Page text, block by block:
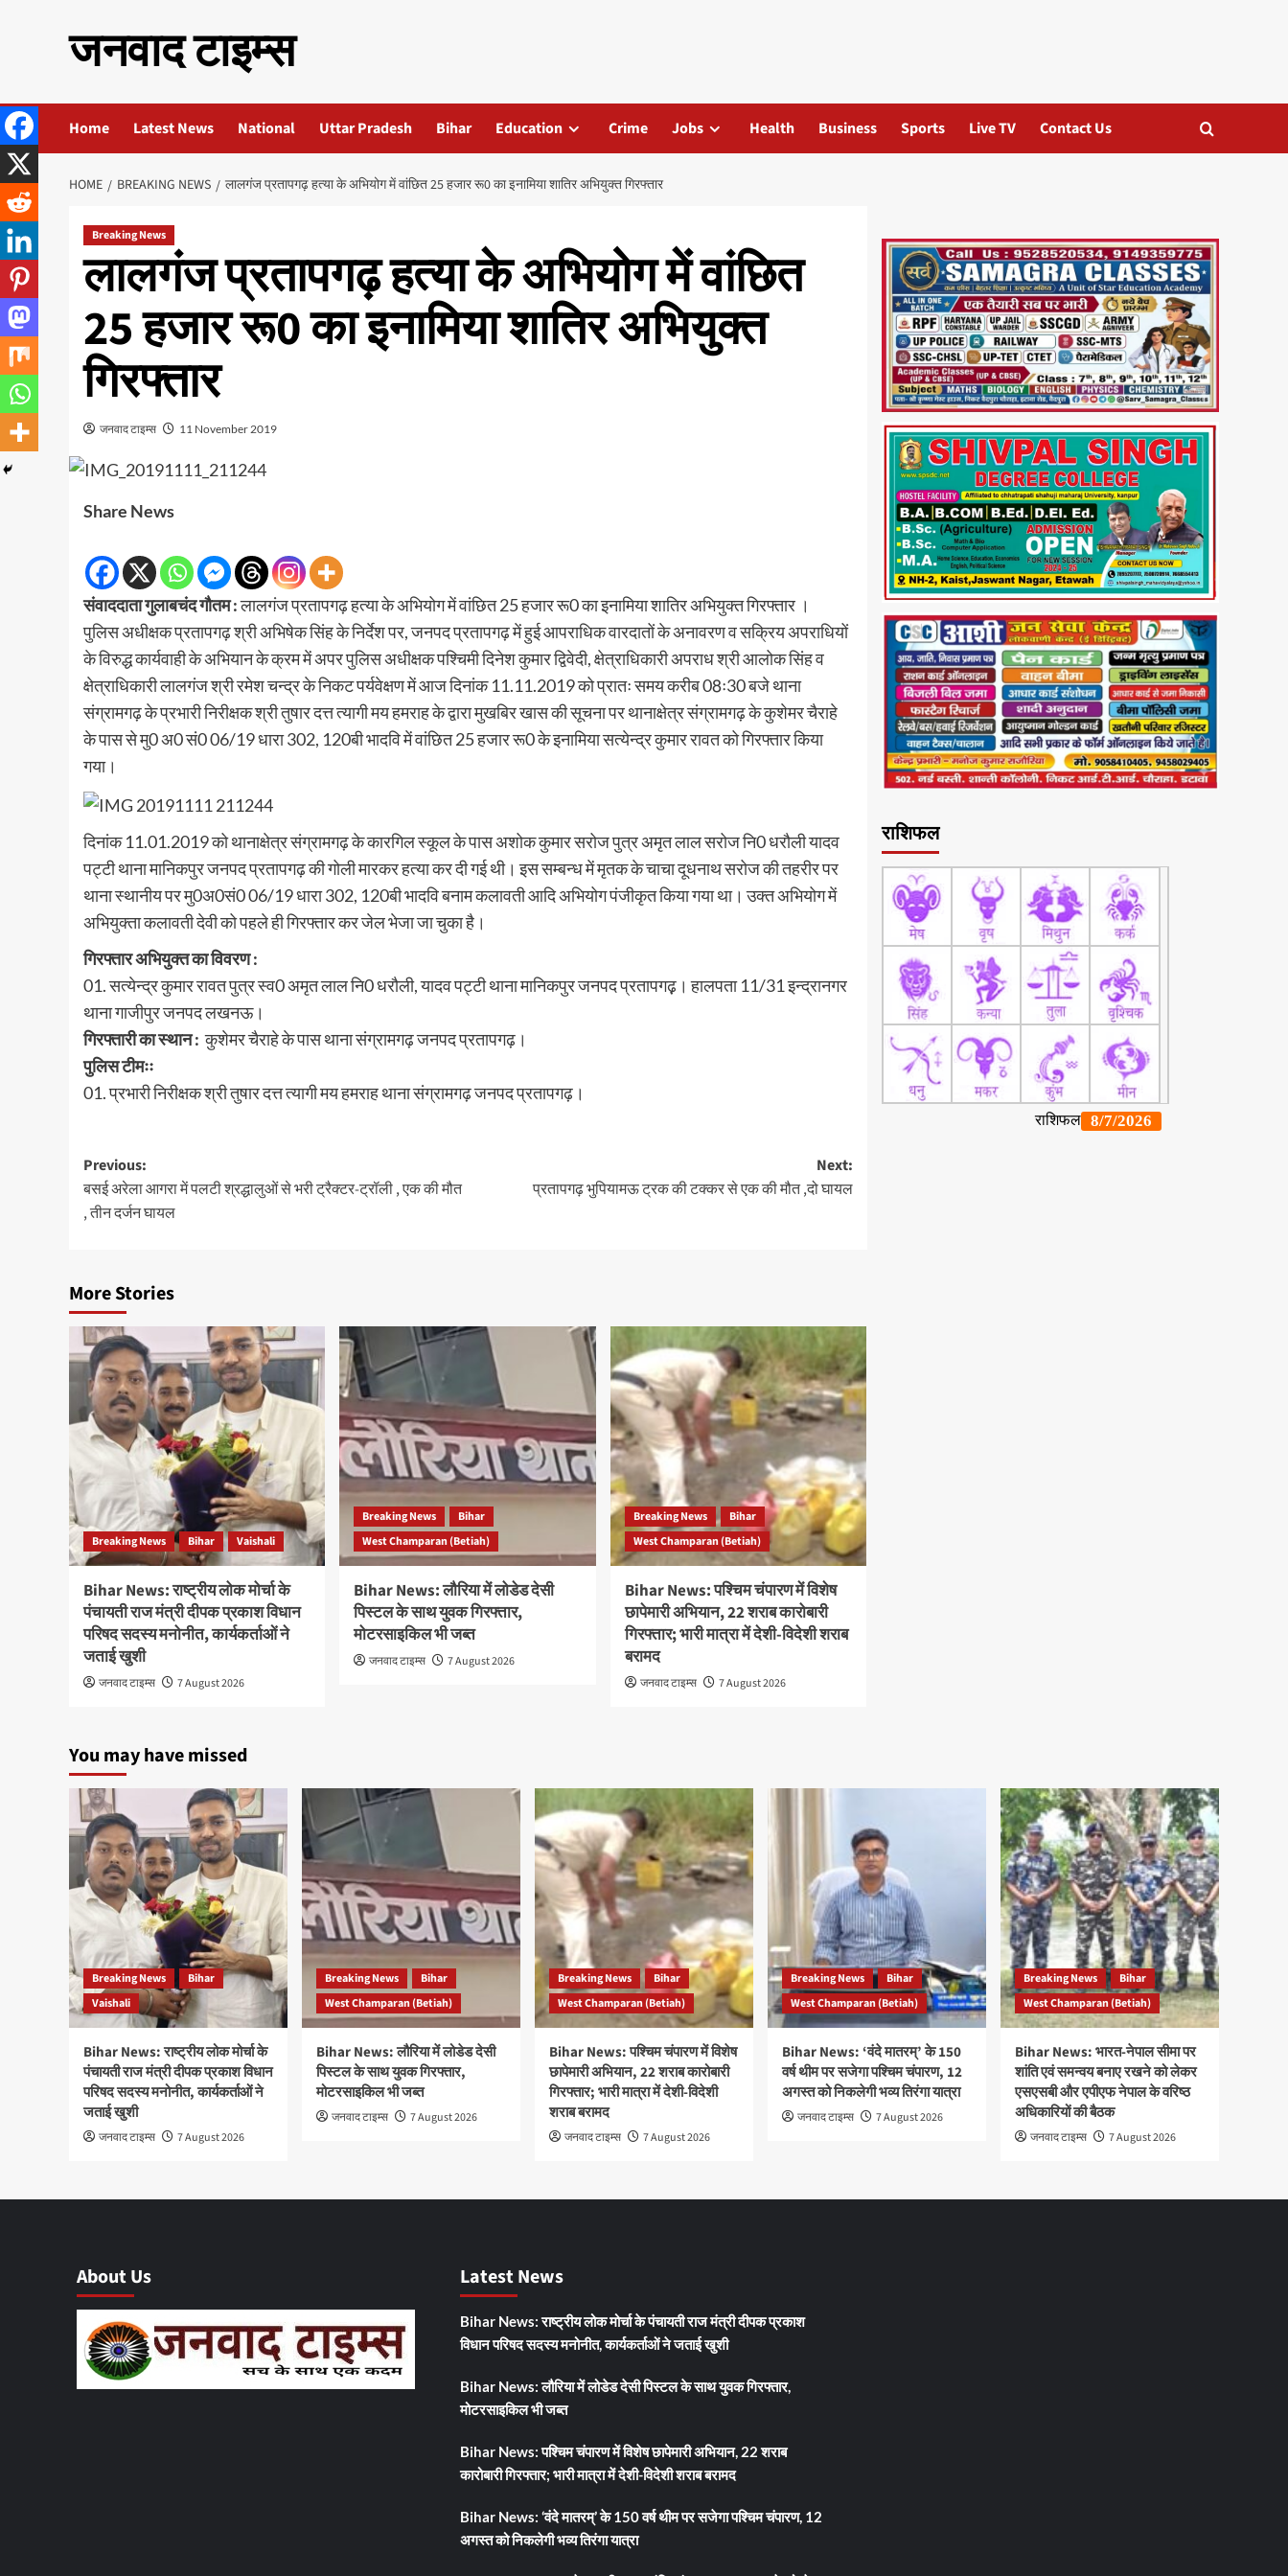
जनवाद टाइम्स
Home Latest News National Uttar Pradesh Bihar Education Crime Jobs Health Business Sports Live TV Contact Us
HOME BREAKING NEWS लालगंज प्रतापगढ़ हत्या के अभियोग में वांछित 25 हजार रू0 का इनामिया शातिर अभियुक्त गिरफ्तार
Breaking News
लालगंज प्रतापगढ़ हत्या के अभियोग में वांछित
25 हजार रू0 का इनामिया शातिर अभियुक्त
गिरफ्तार
जनवाद टाइम्स 11 November 2019
Share News
संवाददाता गुलाबचंद गौतम :लालगंज प्रतापगढ़ हत्या के अभियोग में वांछित 25 हजार रू0 का इनामिया शातिर अभियुक्त गिरफ्तार ।
पुलिस अधीक्षक प्रतापगढ़ श्री अभिषेक सिंह के निर्देश पर, जनपद प्रतापगढ़ में हुई आपराधिक वारदातों के अनावरण व सक्रिय अपराधियों
के विरुद्ध कार्यवाही के अभियान के क्रम में अपर पुलिस अधीक्षक पश्चिमी दिनेश कुमार द्विवेदी, क्षेत्राधिकारी अपराध श्री आलोक सिंह व
क्षेत्राधिकारी लालगंज श्री रमेश चन्द्र के निकट पर्यवेक्षण में आज दिनांक 11.11.2019 को प्रातः समय करीब 08ः30 बजे थाना
संग्रामगढ़ के प्रभारी निरीक्षक श्री तुषार दत्त त्यागी मय हमराह के द्वारा मुखबिर खास की सूचना पर थानाक्षेत्र संग्रामगढ़ के कुशेमर चैराहे
के पास से मु0 अ0 सं0 06/19 धारा 302, 120बी भादवि में वांछित 25 हजार रू0 के इनामिया सत्येन्द्र कुमार रावत को गिरफ्तार किया
गया।
दिनांक 11.01.2019 को थानाक्षेत्र संग्रामगढ़ के कारगिल स्कूल के पास अशोक कुमार सरोज पुत्र अमृत लाल सरोज नि0 धरौली यादव
पट्टी थाना मानिकपुर जनपद प्रतापगढ़ की गोली मारकर हत्या कर दी गई थी। इस सम्बन्ध में मृतक के चाचा दूधनाथ सरोज की तहरीर पर
थाना स्थानीय पर मु0अ0सं0 06/19 धारा 302, 120बी भादवि बनाम कलावती आदि अभियोग पंजीकृत किया गया था। उक्त अभियोग में
अभियुक्ता कलावती देवी को पहले ही गिरफ्तार कर जेल भेजा जा चुका है।
गिरफ्तार अभियुक्त का विवरण :
01. सत्येन्द्र कुमार रावत पुत्र स्व0 अमृत लाल नि0 धरौली, यादव पट्टी थाना मानिकपुर जनपद प्रतापगढ़़। हालपता 11/31 इन्द्रानगर
थाना गाजीपुर जनपद लखनऊ।
गिरफ्तारी का स्थान : कुशेमर चैराहे के पास थाना संग्रामगढ़ जनपद प्रतापगढ़।
पुलिस टीमःः
01. प्रभारी निरीक्षक श्री तुषार दत्त त्यागी मय हमराह थाना संग्रामगढ़ जनपद प्रतापगढ़।
Post
navigation
Previous:
बसई अरेला आगरा में पलटी श्रद्धालुओं से भरी ट्रैक्टर-ट्रॉली , एक की मौत
, तीन दर्जन घायल
Next:
प्रतापगढ़ भुपियामऊ ट्रक की टक्कर से एक की मौत ,दो घायल
More Stories
Breaking News Bihar Vaishali
Bihar News: राष्ट्रीय लोक मोर्चा के
पंचायती राज मंत्री दीपक प्रकाश विधान
परिषद सदस्य मनोनीत, कार्यकर्ताओं ने
जताई खुशी
जनवाद टाइम्स 7 August 2026
Breaking News
Bihar
West Champaran (Betiah)
Bihar News: लौरिया में लोडेड देसी
पिस्टल के साथ युवक गिरफ्तार,
मोटरसाइकिल भी जब्त
जनवाद टाइम्स 7 August 2026
Breaking News
Bihar
West Champaran (Betiah)
Bihar News: पश्चिम चंपारण में विशेष
छापेमारी अभियान, 22 शराब कारोबारी
गिरफ्तार; भारी मात्रा में देशी-विदेशी शराब
बरामद
जनवाद टाइम्स 7 August 2026
राशिफल
You may have missed
Breaking News
Bihar
Vaishali
Bihar News: राष्ट्रीय लोक मोर्चा के
पंचायती राज मंत्री दीपक प्रकाश विधान
परिषद सदस्य मनोनीत, कार्यकर्ताओं ने
जताई खुशी
जनवाद टाइम्स 7 August 2026
Breaking News
Bihar
West Champaran (Betiah)
Bihar News: लौरिया में लोडेड देसी
पिस्टल के साथ युवक गिरफ्तार,
मोटरसाइकिल भी जब्त
जनवाद टाइम्स 7 August 2026
Breaking News
Bihar
West Champaran (Betiah)
Bihar News: पश्चिम चंपारण में विशेष
छापेमारी अभियान, 22 शराब कारोबारी
गिरफ्तार; भारी मात्रा में देशी-विदेशी
शराब बरामद
जनवाद टाइम्स 7 August 2026
Breaking News
Bihar
West Champaran (Betiah)
Bihar News: ‘वंदे मातरम्’ के 150
वर्ष थीम पर सजेगा पश्चिम चंपारण, 12
अगस्त को निकलेगी भव्य तिरंगा यात्रा
जनवाद टाइम्स 7 August 2026
Breaking News
Bihar
West Champaran (Betiah)
Bihar News: भारत-नेपाल सीमा पर
शांति एवं समन्वय बनाए रखने को लेकर
एसएसबी और एपीएफ नेपाल के वरिष्ठ
अधिकारियों की बैठक
जनवाद टाइम्स 7 August 2026
About Us Latest News
Bihar News: राष्ट्रीय लोक मोर्चा के पंचायती राज मंत्री दीपक प्रकाश
विधान परिषद सदस्य मनोनीत, कार्यकर्ताओं ने जताई खुशी
Bihar News: लौरिया में लोडेड देसी पिस्टल के साथ युवक गिरफ्तार,
मोटरसाइकिल भी जब्त
Bihar News: पश्चिम चंपारण में विशेष छापेमारी अभियान, 22 शराब
कारोबारी गिरफ्तार; भारी मात्रा में देशी-विदेशी शराब बरामद
Bihar News: ‘वंदे मातरम्’ के 150 वर्ष थीम पर सजेगा पश्चिम चंपारण, 12
अगस्त को निकलेगी भव्य तिरंगा यात्रा